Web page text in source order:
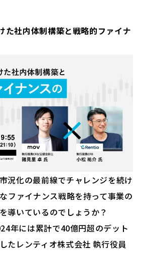
た社内体制構築と戦略的ファイナ
況化の最前線でチャレンジを続け
ファイナンス戦略を持って事業の
導いているのでしょうか？
年には累計で40億円超のデット
たレンティオ株式会社 執行役員